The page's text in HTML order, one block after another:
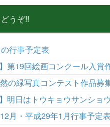
うぞ!!
行事予定表
】第19回絵画コンクール入賞
緑写真コンテスト作品募
明日はトウキョウサンショ
12月・平成29年1月行事予定